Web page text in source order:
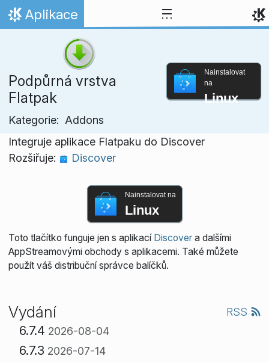
Přejít na obsah
Domů
Aplikace
Podpůrná vrstva
Flatpak
Kategorie: Addons
Nainstalovat
na
Linux
Integruje aplikace Flatpaku do Discover
Rozšiřuje:
Discover
Nainstalovat na
Linux
Toto tlačítko funguje jen s aplikací Discovera dalšími
AppStreamovými obchody s aplikacemi. Také můžete
použít váš distribuční správce balíčků.
Vydání RSS
6.7.4 2026-08-04
6.7.3 2026-07-14